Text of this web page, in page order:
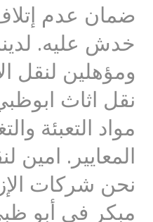
ضمان عدم
خدش عليه.
ومؤهلين لنقل
نقل اثاث
مواد التعبئة
المعايير. امين
نحن شركات
مبكر في أبو